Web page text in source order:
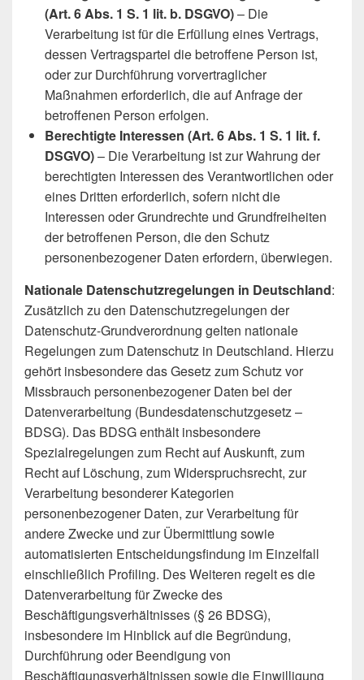
(Art. 6 Abs. 1 S. 1 lit. b. DSGVO)– Die
Verarbeitung ist für die Erfüllung eines Vertrags,
dessen Vertragspartei die betroffene Person ist,
oder zur Durchführung vorvertraglicher
Maßnahmen erforderlich, die auf Anfrage der
betroffenen Person erfolgen.
Berechtigte Interessen (Art. 6 Abs. 1 S. 1 lit. f.
DSGVO)– Die Verarbeitung ist zur Wahrung der
berechtigten Interessen des Verantwortlichen oder
eines Dritten erforderlich, sofern nicht die
Interessen oder Grundrechte und Grundfreiheiten
der betroffenen Person, die den Schutz
personenbezogener Daten erfordern, überwiegen.
Nationale Datenschutzregelungen in Deutschland:
Zusätzlich zu den Datenschutzregelungen der
Datenschutz-Grundverordnung gelten nationale
Regelungen zum Datenschutz in Deutschland. Hierzu
gehört insbesondere das Gesetz zum Schutz vor
Missbrauch personenbezogener Daten bei der
Datenverarbeitung (Bundesdatenschutzgesetz –
BDSG). Das BDSG enthält insbesondere
Spezialregelungen zum Recht auf Auskunft, zum
Recht auf Löschung, zum Widerspruchsrecht, zur
Verarbeitung besonderer Kategorien
personenbezogener Daten, zur Verarbeitung für
andere Zwecke und zur Übermittlung sowie
automatisierten Entscheidungsfindung im Einzelfall
einschließlich Profiling. Des Weiteren regelt es die
Datenverarbeitung für Zwecke des
Beschäftigungsverhältnisses (§ 26 BDSG),
insbesondere im Hinblick auf die Begründung,
Durchführung oder Beendigung von
Beschäftigungsverhältnissen sowie die Einwilligung